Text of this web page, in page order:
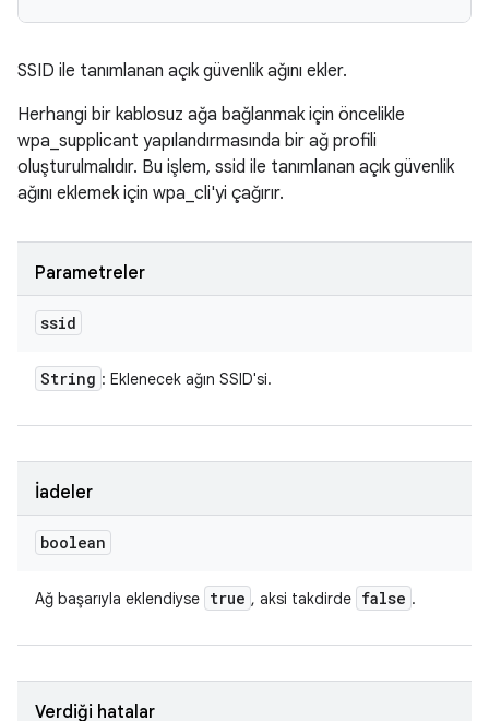
SSID ile tanımlanan açık güvenlik ağını ekler.
Herhangi bir kablosuz ağa bağlanmak için öncelikle
wpa_supplicant yapılandırmasında bir ağ profili
oluşturulmalıdır. Bu işlem, ssid ile tanımlanan açık güvenlik
ağını eklemek için wpa_cli'yi çağırır.
Parametreler
ssid
String : Eklenecek ağın SSID'si.
İadeler
boolean
Ağ başarıyla eklendiyse true , aksi takdirde false .
Verdiği hatalar